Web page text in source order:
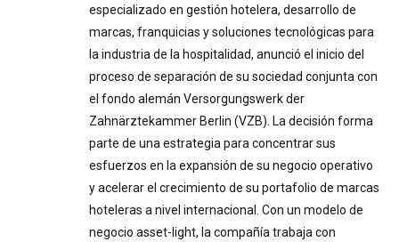
especializado en gestión hotelera, desarrollo de
marcas, franquicias y soluciones tecnológicas para
la industria de la hospitalidad, anunció el inicio del
proceso de separación de su sociedad conjunta con
el fondo alemán Versorgungswerk der
Zahnärztekammer Berlin (VZB). La decisión forma
parte de una estrategia para concentrar sus
esfuerzos en la expansión de su negocio operativo
y acelerar el crecimiento de su portafolio de marcas
hoteleras a nivel internacional. Con un modelo de
negocio asset-light, la compañía trabaja con